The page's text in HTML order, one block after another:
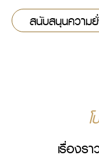
สนับสนุนความ
เรื่องร